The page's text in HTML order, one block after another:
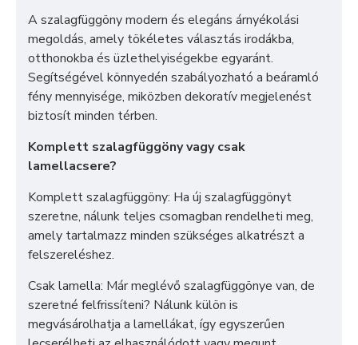
A szalagfüggöny modern és elegáns árnyékolási
megoldás, amely tökéletes választás irodákba,
otthonokba és üzlethelyiségekbe egyaránt.
Segítségével könnyedén szabályozható a beáramló
fény mennyisége, miközben dekoratív megjelenést
biztosít minden térben.
Komplett szalagfüggöny vagy csak
lamellacsere?
Komplett szalagfüggöny: Ha új szalagfüggönyt
szeretne, nálunk teljes csomagban rendelheti meg,
amely tartalmazz minden szükséges alkatrészt a
felszereléshez.
Csak lamella: Már meglévő szalagfüggönye van, de
szeretné felfrissíteni? Nálunk külön is
megvásárolhatja a lamellákat, így egyszerűen